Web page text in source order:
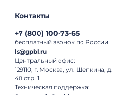
Контакты
+7 (800) 100-73-65
бесплатный звонок по России
ls@gpbl.ru
Центральный офис:
129110, г. Москва, ул. Щепкина, д.
40 стр. 1
Техническая поддержка: